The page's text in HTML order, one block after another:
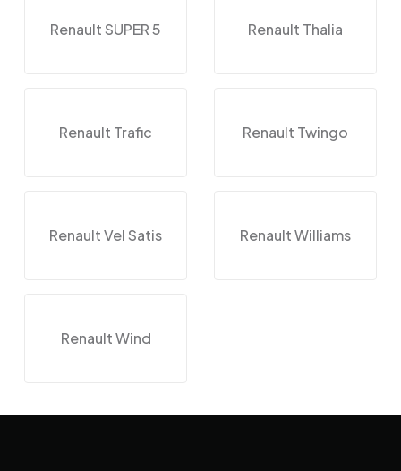
Renault SUPER 5 Renault Thalia
Renault Trafic Renault Twingo
Renault Vel Satis Renault Williams
Renault Wind